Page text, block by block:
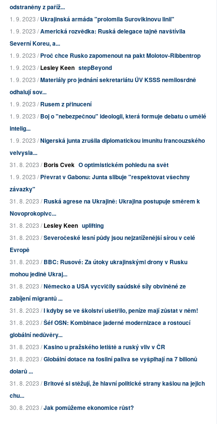
odstraněny z paříž...
1. 9. 2023 /Ukrajinská armáda "prolomila Surovikinovu linii"
1. 9. 2023 /Americká rozvědka: Ruská delegace tajně navštívila
Severní Koreu, a...
1. 9. 2023 /Proč chce Rusko zapomenout na pakt Molotov-Ribbentrop
1. 9. 2023 /Lesley Keen stepBeyond
1. 9. 2023 /Materiály pro jednání sekretariátu ÚV KSSS nemilosrdně
odhalují sov...
1. 9. 2023 /Rusem z přinucení
1. 9. 2023 /Boj o "nebezpečnou" ideologii, která formuje debatu o umělé
intelig...
1. 9. 2023 /Nigerská junta zrušila diplomatickou imunitu francouzského
velvysla...
31. 8. 2023 /Boris Cvek O optimistickém pohledu na svět
1. 9. 2023 /Převrat v Gabonu: Junta slibuje "respektovat všechny
závazky"
31. 8. 2023 /Ruská agrese na Ukrajině: Ukrajina postupuje směrem k
Novoprokopivc...
31. 8. 2023 /Lesley Keen uplifting
31. 8. 2023 /Severočeské lesní půdy jsou nejzatíženější sírou v celé
Evropě
31. 8. 2023 /BBC: Rusové: Za útoky ukrajinskými drony v Rusku
mohou jedině Ukraj...
31. 8. 2023 /Německo a USA vycvičily saúdské síly obviněné ze
zabíjení migrantů ...
31. 8. 2023 /I kdyby se ve školství ušetřilo, peníze mají zůstat v něm!
31. 8. 2023 /Šéf OSN: Kombinace jaderné modernizace a rostoucí
globální nedůvěry...
31. 8. 2023 /Kasino u pražského letiště a ruský vliv v ČR
31. 8. 2023 /Globální dotace na fosilní paliva se vyšplhají na 7 bilionů
dolarů ...
31. 8. 2023 /Britové si stěžují, že hlavní politické strany kašlou na jejich
chu...
30. 8. 2023 /Jak pomůžeme ekonomice růst?